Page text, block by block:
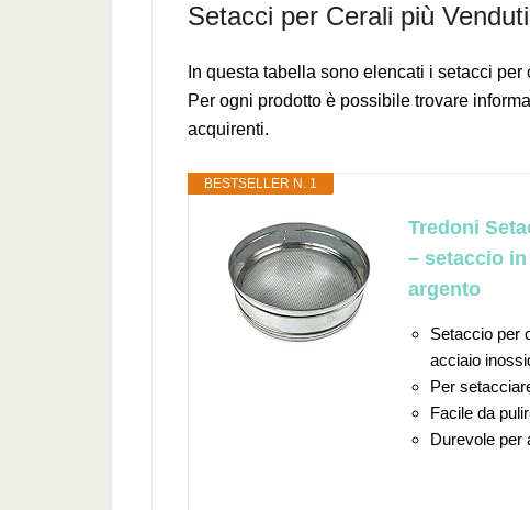
Setacci per Cerali più Venduti
In questa tabella sono elencati i setacci
Per ogni prodotto è possibile trovare
acquirenti.
BESTSELLER N. 1
Tredoni
– setaccio
argento
Setaccio per
acciaio
Per
Facile da
Durevole per